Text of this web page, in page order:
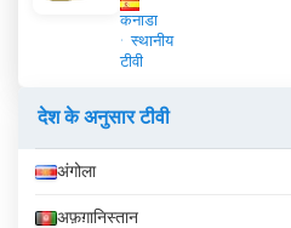
कनाडा
स्थानीय
टीवी
देश के अनुसार टीवी
अंगोला
अफ़ग़ानिस्तान